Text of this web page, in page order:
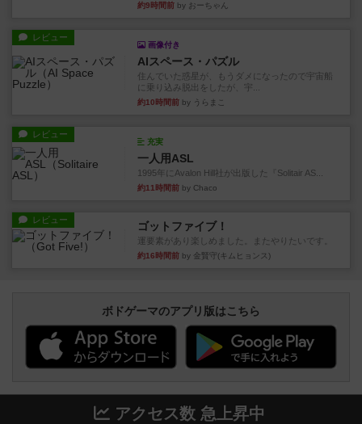
約9時間前 by おーちゃん
レビュー
画像付き
AIスペース・パズル
住んでいた惑星が、もうダメになったので宇宙船
に乗り込み脱出をしたが、宇...
約10時間前 by うらまこ
レビュー
充実
一人用ASL
1995年にAvalon Hill社が出版した『Solitair AS...
約11時間前 by Chaco
レビュー ゴットファイブ！
運要素があり楽しめました。またやりたいです。
約16時間前 by 金賢守(キムヒョンス)
ボドゲーマのアプリ版はこちら
アクセス数 急上昇中